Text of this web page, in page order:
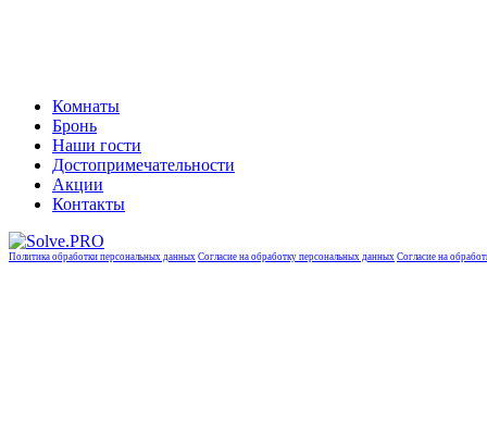
Комнаты
Бронь
Наши гости
Достопримечательности
Акции
Контакты
Политика обработки персональных данных Согласие на обработку персональных данных Согласие на